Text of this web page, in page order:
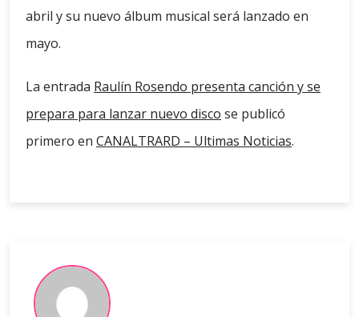
abril y su nuevo álbum musical será lanzado en
mayo.
La entrada Raulín Rosendo presenta canción y se
prepara para lanzar nuevo disco se publicó
primero en CANALTRARD – Ultimas Noticias.